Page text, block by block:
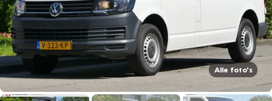
Alle foto's